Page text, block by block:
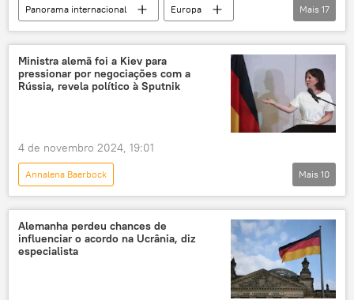
Panorama internacional
Europa
Américas
Rússia
Vladimir Zelensky
Olaf Scholz
Estados Unidos
Kiev
apoio militar
auxílio financeiro
Organização do Tratado do Atlântico Norte
EUA
assistência militar
Mais 17
Ministra alemã foi a Kiev para
pressionar por negociações com a
Rússia, revela político à Sputnik
4 de novembro 2024, 19:01
Annalena Baerbock
Operação militar especial russa
Europa
Rússia
Mundo
Donald Trump
Kiev
Estados Unidos
Mais 10
Alemanha perdeu chances de
influenciar o acordo na Ucrânia, diz
especialista